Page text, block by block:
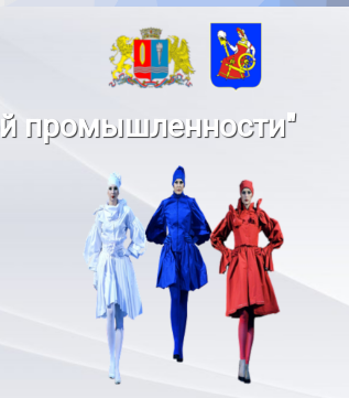
промышленности"